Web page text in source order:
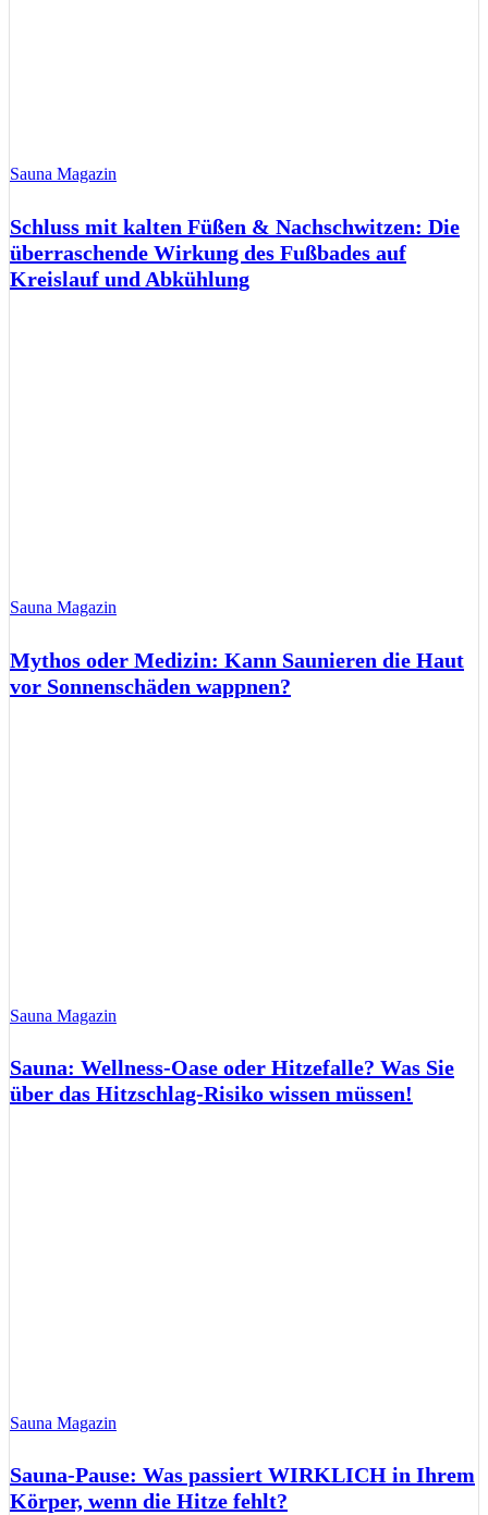
Sauna Magazin
Schluss mit kalten Füßen & Nachschwitzen: Die
überraschende Wirkung des Fußbades auf
Kreislauf und Abkühlung
Sauna Magazin
Mythos oder Medizin: Kann Saunieren die Haut
vor Sonnenschäden wappnen?
Sauna Magazin
Sauna: Wellness-Oase oder Hitzefalle? Was Sie
über das Hitzschlag-Risiko wissen müssen!
Sauna Magazin
Sauna-Pause: Was passiert WIRKLICH in Ihrem
Körper, wenn die Hitze fehlt?